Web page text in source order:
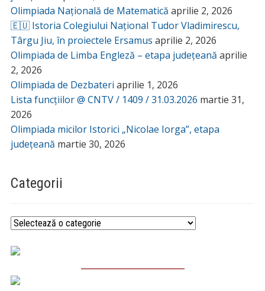
Olimpiada Națională de Matematică aprilie 2, 2026
🇪🇺 Istoria Colegiului Național Tudor Vladimirescu,
Târgu Jiu, în proiectele Ersamus aprilie 2, 2026
Olimpiada de Limba Engleză – etapa județeană aprilie
2, 2026
Olimpiada de Dezbateri aprilie 1, 2026
Lista funcțiilor @ CNTV / 1409 / 31.03.2026 martie 31,
2026
Olimpiada micilor Istorici „Nicolae Iorga”, etapa
județeană martie 30, 2026
Categorii
Categorii